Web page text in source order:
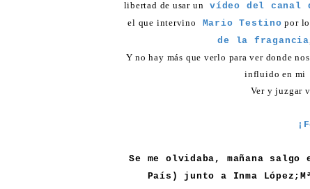
libertad de usar un vídeo del canal
el que intervino
Mario Testino por
de la fragancia
Y no hay más que verlo para ver donde
influido en mi
Ver y juzgar
Se me olvidaba, mañana
País) junto a Inma